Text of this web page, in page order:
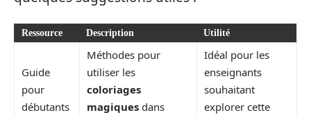
Ressource Description Utilité
Guide
pour
débutants
Méthodes pour
utiliser les
coloriages
magiques dans
Idéal pour les
enseignants
souhaitant
explorer cette